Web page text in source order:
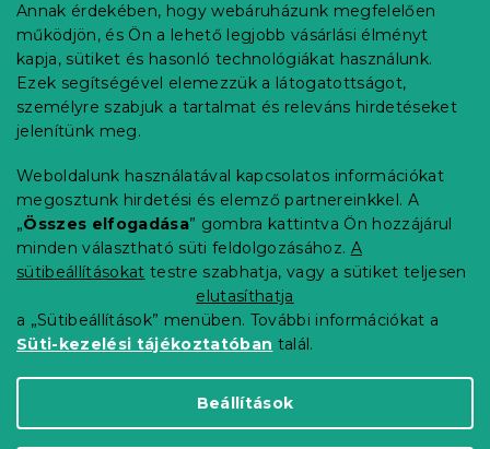
Annak érdekében, hogy webáruházunk megfelelően
működjön, és Ön a lehető legjobb vásárlási élményt
kapja, sütiket és hasonló technológiákat használunk.
Ezek segítségével elemezzük a látogatottságot,
személyre szabjuk a tartalmat és releváns hirdetéseket
jelenítünk meg.
Weboldalunk használatával kapcsolatos információkat
megosztunk hirdetési és elemző partnereinkkel. A
„Összes elfogadása” gombra kattintva Ön hozzájárul
minden választható süti feldolgozásához. A
sütibeállításokat testre szabhatja, vagy a sütiket teljesen
elutasíthatja
a „Sütibeállítások” menüben. További információkat a
Süti-kezelési tájékoztatóban talál.
Beállítások
Információ az Ön számára
Rendelés követése
Szállítási lehetőségek
Fizetési lehetőségek
Reklamáció és áruvisszaküldés
Elérhetőség
Általános szerződési feltételek
Adatvédelmi nyilatkozat
Blog
Partnereinknek